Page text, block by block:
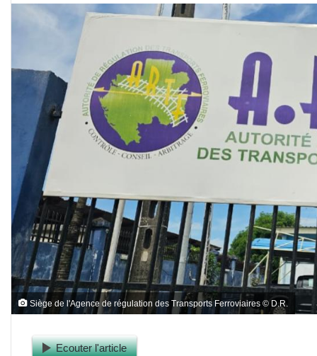
Siège de l'Agence de régulation des Transports Ferroviaires © D.R.
Ecouter l'article